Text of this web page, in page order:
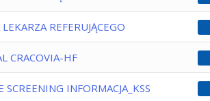
REFERUJĄCEGO
CRACOVIA-HF
INFORMACJA_KSS